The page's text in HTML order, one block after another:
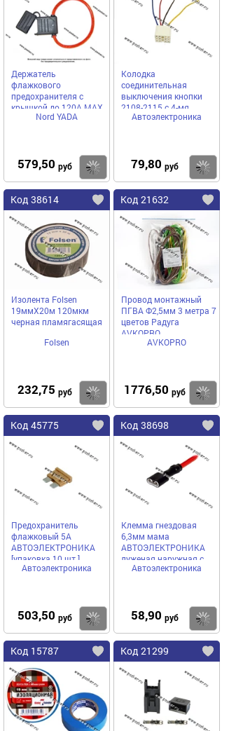
Держатель
флажкового
предохранителя с
крышкой до 120А MAX
W711 сечение провода
Nord YADA
579,50 руб Купить
Колодка
соединительная
выключения кнопки
2108-2115 с 4-мя
проводами
Автоэлектроника
79,80 руб
Код 38614
Изолента Folsen
19ммX20м 120мкм
черная пламягасящая
Folsen
232,75 руб Купить
Код 21632
Провод монтажный
ПГВА Ф2,5мм 3 метра 7
цветов Радуга
AVKOPRO
AVKOPRO
1776,50 руб
Код 45775
Предохранитель
флажковый 5A
АВТОЭЛЕКТРОНИКА
[упаковка 10 шт.]
Автоэлектроника
503,50 руб Купить
Код 38698
Клемма гнездовая
6,3мм мама
АВТОЭЛЕКТРОНИКА
луженая наружная с
проводом 2,50 мм
Автоэлектроника
58,90 руб
Код 15787 Код 21299